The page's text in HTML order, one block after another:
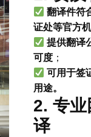
翻译件符
证处等官方
提供翻译
可度 ；
可用于签
用途。
2. 专业
译